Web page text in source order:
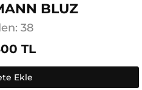
BLUZ
38
TL
Ekle